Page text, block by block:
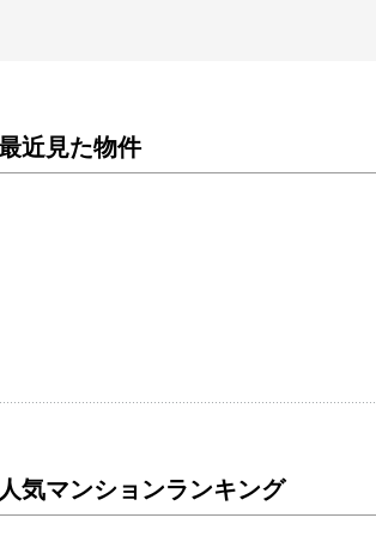
近見た物件
人気マンションランキング